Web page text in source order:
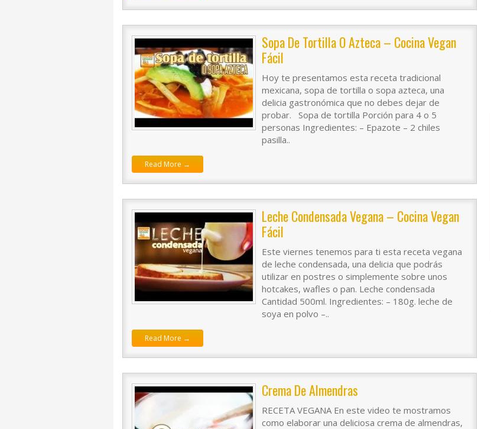
Sopa De Tortilla O Azteca – Cocina Vegan
Fácil
Hoy te presentamos esta receta tradicional
mexicana, sopa de tortilla o sopa azteca, una
delicia gastronómica que no debes dejar de
probar. Sopa de tortilla Porción para 4 o 5
personas Ingredientes: – Epazote – 2 chiles
pasilla..
Read More →
Leche Condensada Vegana – Cocina Vegan
Fácil
Este viernes tenemos para ti esta receta vegana
de leche condensada, una delicia que podrás
utilizar en postres o simplemente sobre unos
hotcakes, wafles o pan. Leche condensada
Cantidad 500ml. Ingredientes: – 180g. leche de
soya en polvo –..
Read More →
Crema De Almendras
RECETA VEGANA En este video te mostramos
como elaborar una deliciosa crema de almendras,